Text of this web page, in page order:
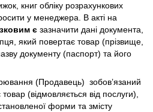
книг обліку розрахункових
у менеджера. В акті на
є зазначити дані документа,
який повертає товар (прізвище,
документу (паспорт) та його
(Продавець) зобов’язаний
(відмовляється від послуги),
форми та змісту